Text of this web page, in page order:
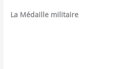
La Médaille militaire